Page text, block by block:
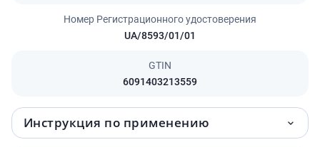
Номер Регистрационного удостоверения
UA/8593/01/01
GTIN
6091403213559
Инструкция по применению